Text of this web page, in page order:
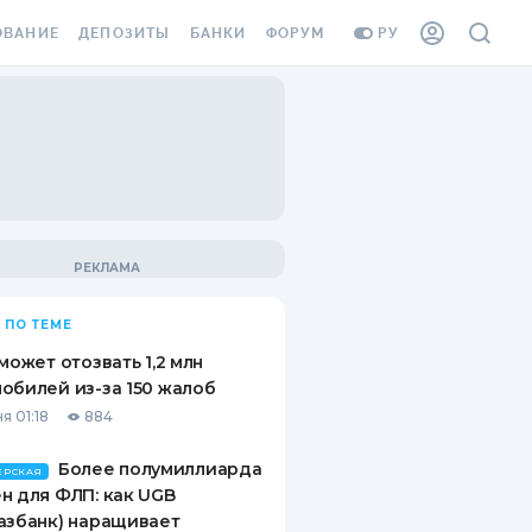
РУ
ВИНЬЕТКА
ОТ
СЛУЧАЕВ
ДЕПОЗИТЫ
ВОПРОСЫ И ОТВЕТЫ
ДЕПОЗИТНЫЙ КАЛЬКУЛЯТОР
ПУТЕВОДИТЕЛИ ПО
БАНКИ ФОРУМ
ПО ТЕМЕ
отозвать 1,2 млн
из-за 150 жалоб
01:18 884
Более полумиллиарда
для ФЛП: как UGB
наращивает